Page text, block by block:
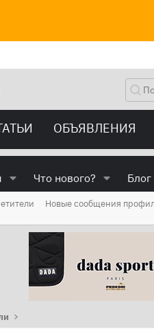
ОБЪЯВЛЕНИЯ
Что нового? Блог
Новые сообщения